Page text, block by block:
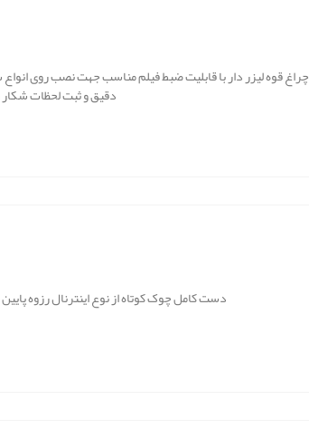
چراغ قوه لیزر دار با قابلیت ضبط فیلم مناسب جهت نصب روی
دقیق و ثبت لحظات شکار
دست کامل چوک کوتاه از نوع اینترنال رزوه